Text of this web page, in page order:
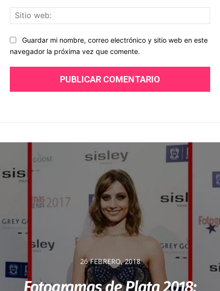
Guardar mi nombre, correo electrónico y sitio web en este
navegador la próxima vez que comente.